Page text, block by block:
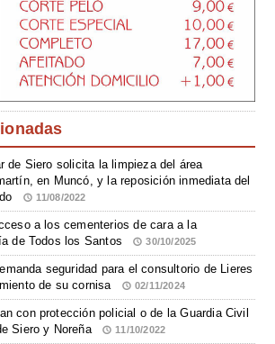
de Siero solicita la limpieza del área
en Muncó, y la reposición inmediata del
11/08/2022
a los cementerios de cara a la
de Todos los Santos
30/10/2025
seguridad para el consultorio de Lieres
de su cornisa
02/11/2024
con protección policial o de la Guardia Civil
Siero y Noreña
11/10/2022